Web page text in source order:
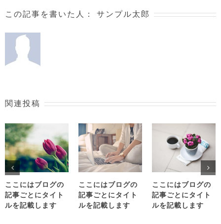
この記事を書いた人： サンプル太郎
関連投稿
ここにはブログの
記事ごとにタイト
ルを記載します
ここにはブログの
記事ごとにタイト
ルを記載します
ここにはブログの
記事ごとにタイト
ルを記載します